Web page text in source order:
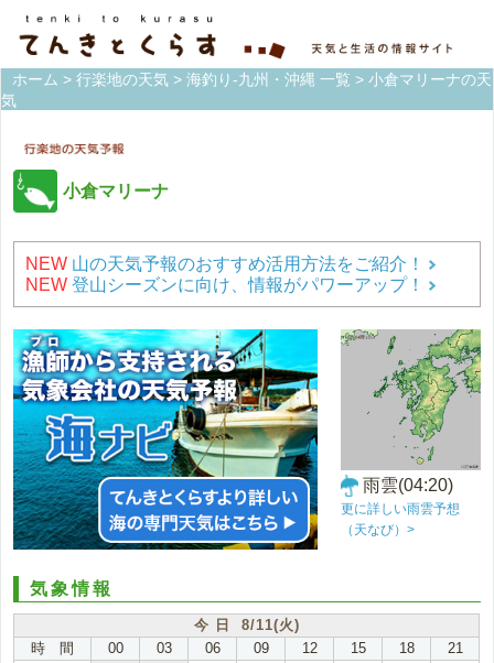
ホーム > 行楽地の天気 > 海釣り-九州・沖縄 一覧 > 小倉マリーナの天
気
小倉マリーナ
NEW 山の天気予報のおすすめ活用方法をご紹介！
NEW 登山シーズンに向け、情報がパワーアップ！
雨雲(04:20)
更に詳しい雨雲予想
（天なび）>
気象情報
今 日 8/11(火)
時 間
00 03 06 09 12 15 18 21